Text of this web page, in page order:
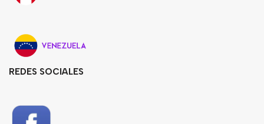
REDES SOCIALES